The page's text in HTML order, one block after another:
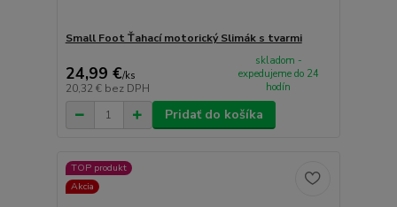
Small Foot Ťahací motorický Slimák s tvarmi
24,99 €/ks
20,32 € bez DPH
skladom -
expedujeme do 24
hodín
Pridať do košíka
TOP produkt
Akcia